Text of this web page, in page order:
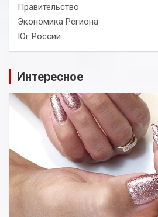
Правительство
Экономика Региона
Юг России
Интересное